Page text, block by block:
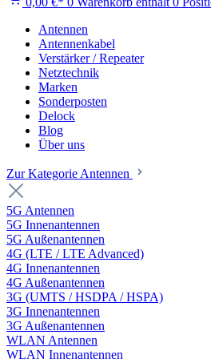
Antennen
Antennenkabel
Verstärker / Repeater
Netztechnik
Marken
Sonderposten
Delock
Blog
Über uns
Zur Kategorie Antennen
5G Antennen
5G Innenantennen
5G Außenantennen
4G (LTE / LTE Advanced)
4G Innenantennen
4G Außenantennen
3G (UMTS / HSDPA / HSPA)
3G Innenantennen
3G Außenantennen
WLAN Antennen
WLAN Innenantennen